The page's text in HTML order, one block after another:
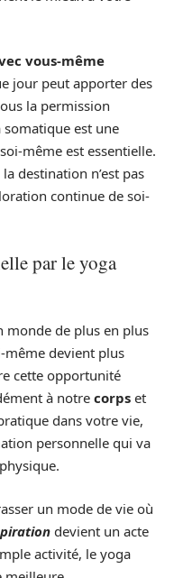
vous-même
jour peut apporter des
la permission
somatique est une
même est essentielle.
destination n’est pas
continue de soi-
par le yoga
monde de plus en plus
même devient plus
cette opportunité
à notre corps et
dans votre vie,
personnelle qui va
un mode de vie où
devient un acte
activité, le yoga